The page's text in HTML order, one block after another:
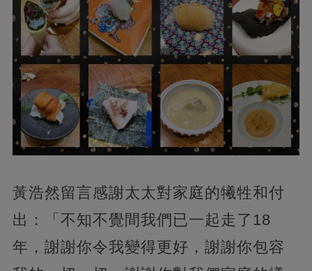
黃浩然留言感謝太太對家庭的犧牲和付
出：「不知不覺間我們已一起走了18
年，謝謝你令我變得更好，謝謝你包容